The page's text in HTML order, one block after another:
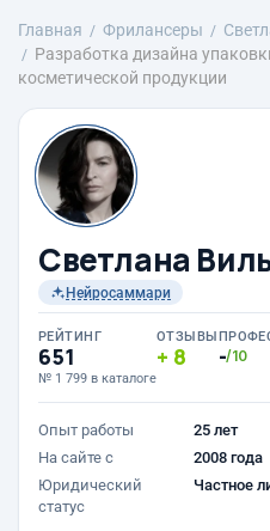
Главная Фрилансеры
Разработка дизайна
косметической продукции
Светлана
Нейросаммари
РЕЙТИНГ
651
№ 1 799 в каталоге
ОТЗЫВЫ
8 -/10
Опыт работы
25 лет
На сайте с
2008 года
Юридический
статус
Частное